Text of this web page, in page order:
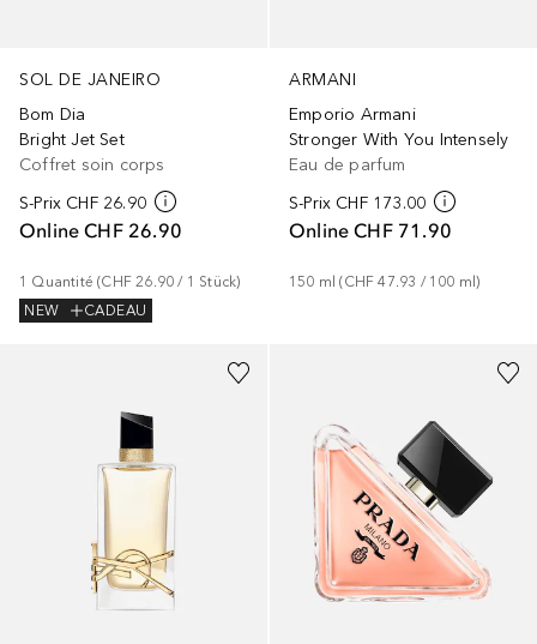
SOL DE JANEIRO
Bom Dia
Bright Jet Set
Coffret soin corps
S-Prix CHF 26.90
Online CHF 26.90
1 Quantité (CHF 26.90 / 1 Stück)
NEW
CADEAU
ARMANI
Emporio Armani
Stronger With You Intensely
Eau de parfum
S-Prix CHF 173.00
Online CHF 71.90
150 ml (CHF 47.93 / 100 ml)